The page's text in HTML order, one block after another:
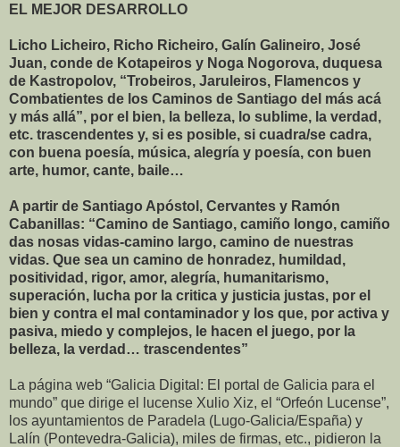
EL MEJOR DESARROLLO
Licho Licheiro, Richo Richeiro, Galín Galineiro, José
Juan, conde de Kotapeiros y Noga Nogorova, duquesa
de Kastropolov, “Trobeiros, Jaruleiros, Flamencos y
Combatientes de los Caminos de Santiago del más acá
y más allá”, por el bien, la belleza, lo sublime, la verdad,
etc. trascendentes y, si es posible, si cuadra/se cadra,
con buena poesía, música, alegría y poesía, con buen
arte, humor, cante, baile…
A partir de Santiago Apóstol, Cervantes y Ramón
Cabanillas: “Camino de Santiago, camiño longo, camiño
das nosas vidas-camino largo, camino de nuestras
vidas. Que sea un camino de honradez, humildad,
positividad, rigor, amor, alegría, humanitarismo,
superación, lucha por la critica y justicia justas, por el
bien y contra el mal contaminador y los que, por activa y
pasiva, miedo y complejos, le hacen el juego, por la
belleza, la verdad… trascendentes”
La página web “Galicia Digital: El portal de Galicia para el
mundo” que dirige el lucense Xulio Xiz, el “Orfeón Lucense”,
los ayuntamientos de Paradela (Lugo-Galicia/España) y
Lalín (Pontevedra-Galicia), miles de firmas, etc., pidieron la